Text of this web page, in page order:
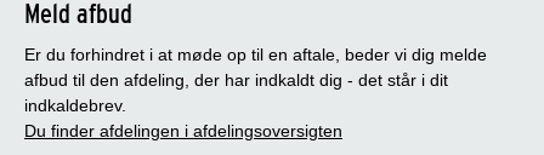
Meld afbud
Er du forhindret i at møde op til en aftale, beder vi dig melde
afbud til den afdeling, der har indkaldt dig - det står i dit
indkaldebrev.
Du finder afdelingen i afdelingsoversigten